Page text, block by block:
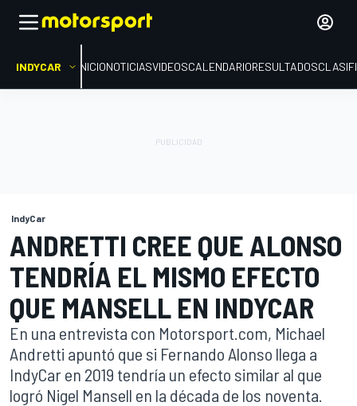
INDYCAR INICIONOTICIASVIDEOSCALENDARIORESULTADOS
IndyCar
ANDRETTI CREE QUE ALONSO
TENDRÍA EL MISMO EFECTO
QUE MANSELL EN INDYCAR
En una entrevista con Motorsport.com, Michael
Andretti apuntó que si Fernando Alonso llega a
IndyCar en 2019 tendría un efecto similar al que
logró Nigel Mansell en la década de los noventa.